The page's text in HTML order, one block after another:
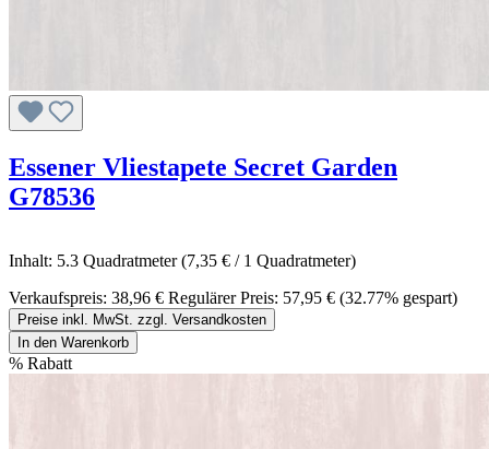
Essener Vliestapete Secret Garden
G78536
Inhalt: 5.3 Quadratmeter(7,35 € / 1 Quadratmeter)
Verkaufspreis: 38,96 € Regulärer Preis: 57,95 € (32.77% gespart)
Preise inkl. MwSt. zzgl. Versandkosten
In den Warenkorb
% Rabatt